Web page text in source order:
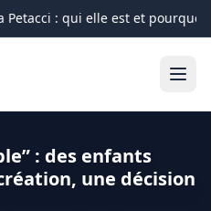
Petacci : qui elle est et
: des enfants
une décision